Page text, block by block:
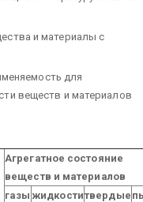
и материалы с
для
веществ и материалов
Агрегатное состояние
веществ и материалов
газы жидкоститвердые